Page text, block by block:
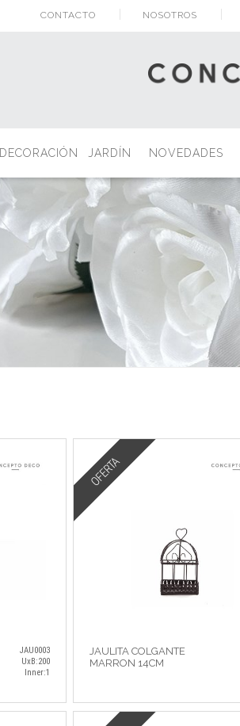
CONTACTO NOSOTROS
DECORACIÓN JARDÍN NOVEDADES
JAU0003
UxB:200
Inner:1
OFERTA
JAULITA COLGANTE
MARRON 14CM